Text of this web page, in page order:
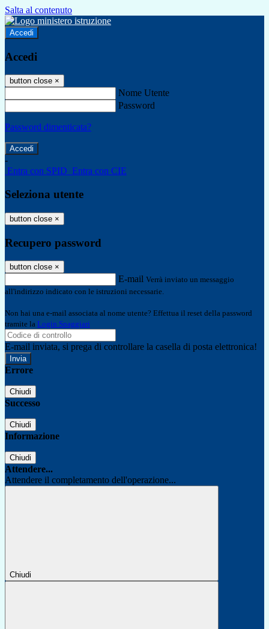
Salta al contenuto
Accedi
Accedi
button close ×
Nome Utente
Password
Password dimenticata?
-
Entra con SPID Entra con CIE
Seleziona utente
button close ×
Recupero password
button close ×
E-mail Verrà inviato un messaggio
all'indirizzo indicato con le istruzioni necessarie.
Non hai una e-mail associata al nome utente? Effettua il reset della password
tramite la Login Spaggiari
E-mail inviata, si prega di controllare la casella di posta elettronica!
Errore
Chiudi
Successo
Chiudi
Informazione
Chiudi
Attendere...
Attendere il completamento dell'operazione...
Chiudi